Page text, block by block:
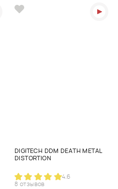
DIGITECH DDM DEATH METAL
DISTORTION
4.6
8 отзывов